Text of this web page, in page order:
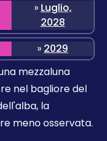
» Luglio,
2028
» 2029
mezzaluna
nel bagliore del
la
meno osservata.